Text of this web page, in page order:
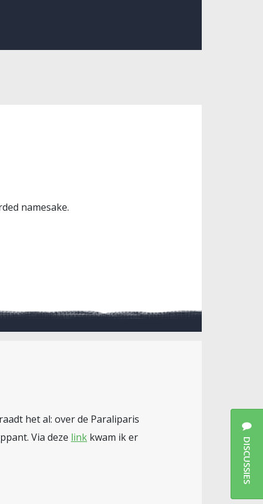
namesake.
het al: over de Paraliparis
Via deze link kwam ik er
DISCUSSIES